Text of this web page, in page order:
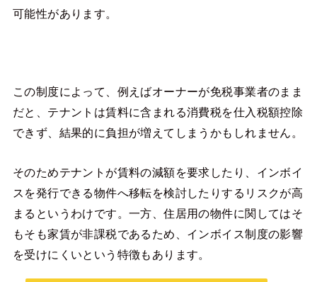
可能性があります。
この制度によって、例えばオーナーが免税事業者のまま
だと、テナントは賃料に含まれる消費税を仕入税額控除
できず、結果的に負担が増えてしまうかもしれません。
そのためテナントが賃料の減額を要求したり、インボイ
スを発行できる物件へ移転を検討したりするリスクが高
まるというわけです。一方、住居用の物件に関してはそ
もそも家賃が非課税であるため、インボイス制度の影響
を受けにくいという特徴もあります。